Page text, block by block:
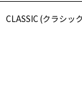
CLASSIC (クラシッ